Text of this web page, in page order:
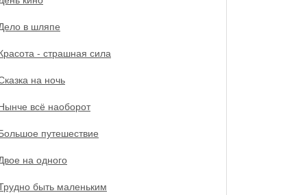
в шляпе
- страшная сила
на ночь
всё наоборот
путешествие
на одного
быть маленьким